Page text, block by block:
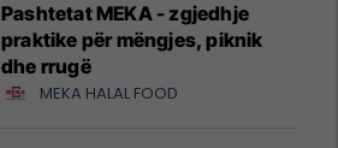
Pashtetat MEKA - zgjedhje
praktike për mëngjes, piknik
dhe rrugë
MEKA HALAL FOOD